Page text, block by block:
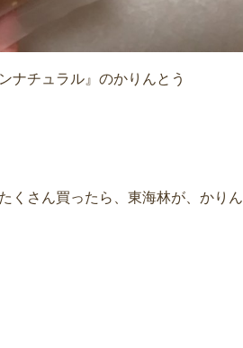
ナチュラル』のかりんとう
くさん買ったら、東海林が、かりん